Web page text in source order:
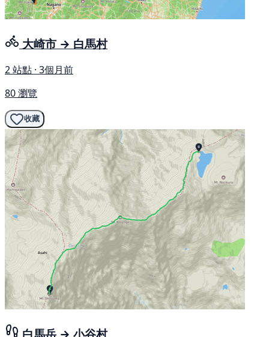
大崎市 → 白馬村
2 站點 · 3個月前
80 瀏覽
收藏
白馬岳 → 小谷村